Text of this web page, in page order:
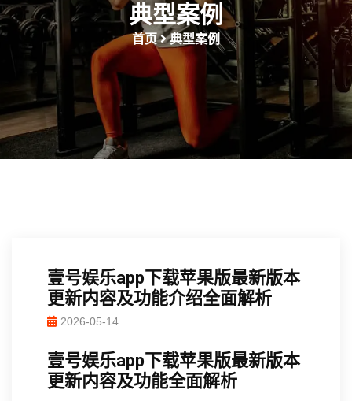
典型案例
首页 典型案例
壹号娱乐app下载苹果版最新版本
更新内容及功能介绍全面解析
2026-05-14
壹号娱乐app下载苹果版最新版本
更新内容及功能全面解析